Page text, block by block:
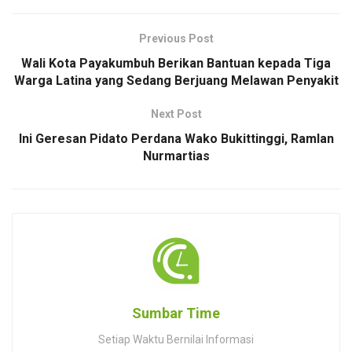
Previous Post
Wali Kota Payakumbuh Berikan Bantuan kepada Tiga
Warga Latina yang Sedang Berjuang Melawan Penyakit
Next Post
Ini Geresan Pidato Perdana Wako Bukittinggi, Ramlan
Nurmartias
Sumbar Time
Setiap Waktu Bernilai Informasi